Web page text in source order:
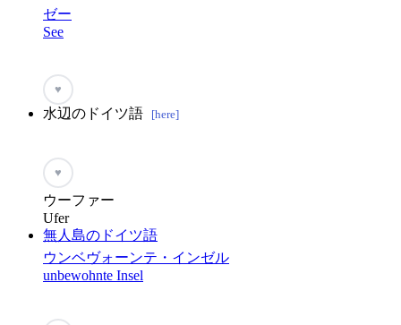
ゼー
See
♥
水辺のドイツ語 [here]
♥
ウーファー
Ufer
無人島のドイツ語
ウンベヴォーンテ・インゼル
unbewohnte Insel